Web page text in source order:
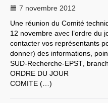
Année 2023
congrès 2023 à Sète
Année 2022
Année 2021
Année 2020
Année 2019
Année 2018
Année 2017
Année 2016
7 novembre 2012
Une réunion du Comité
12 novembre avec l’ordre du
contacter vos représentants
donner) des informations,
SUD-Recherche-EPST ,
ORDRE DU JOUR
COMITE (…)